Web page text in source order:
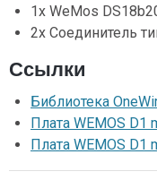
1x WeMos
2x Соединитель
Ссылки
Библиотека
Плата WEMOS D1
Плата WEMOS D1